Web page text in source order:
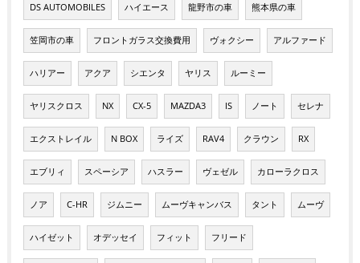
DS AUTOMOBILES ハイエース 龍野市の車 熊本県の車
笠岡市の車 フロントガラス交換費用 ヴォクシー アルファード
ハリアー アクア シエンタ ヤリス ルーミー
ヤリスクロス NX CX-5 MAZDA3 IS ノート セレナ
エクストレイル N BOX ライズ RAV4 クラウン RX
エブリィ スペーシア ハスラー ヴェゼル カローラクロス
ノア C-HR ジムニー ムーヴキャンバス タント ムーヴ
ハイゼット オデッセイ フィット フリード